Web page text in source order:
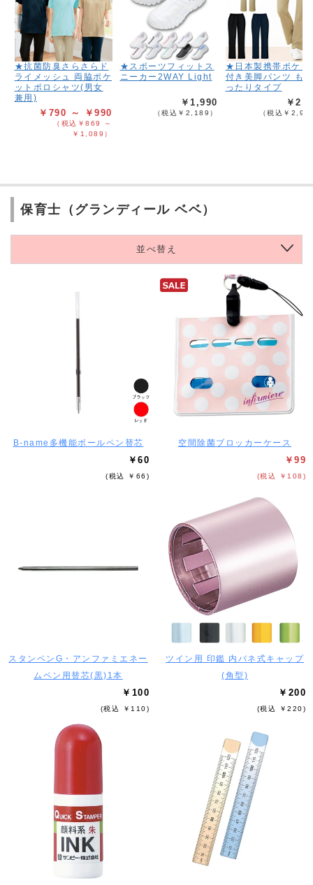
★抗菌防臭さらさらド
ライメッシュ 両脇ポケ
ットポロシャツ(男女
兼用)
￥790 ～ ￥990
（税込￥869 ～
￥1,089）
★スポーツフィットス
ニーカー2WAY Light
￥1,990
（税込￥2,189）
★日本製携帯ポケッ
付き美脚パンツ も
ったりタイプ
￥
（税込￥
保育士（グランディール ベベ）
並べ替え
B-name多機能ボールペン替芯
￥60
(税込 ￥66)
空間除菌ブロッカーケース
￥99
(税込 ￥108)
スタンペンG・アンファミエネー
ムペン用替芯(黒)1本
￥100
(税込 ￥110)
ツイン用 印鑑 内バネ式キャップ
(角型)
￥200
(税込 ￥220)